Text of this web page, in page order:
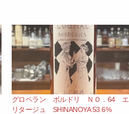
グロペラン ボルドリ ＮＯ．64 エ
リタージュ SHINANOYA 53.6%